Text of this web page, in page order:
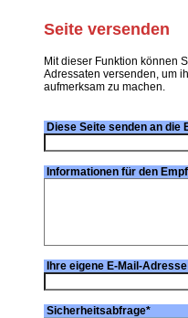
Seite versenden
Mit dieser Funktion können
Adressaten versenden, um
aufmerksam zu machen.
Diese Seite senden an die
Informationen für den
Ihre eigene E-Mail-
Sicherheitsabfrage*